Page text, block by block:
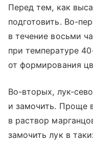
Перед тем, как
подготовить. Во-
в течение восьми
при температуре
от формирования
Во-вторых, лук-
и замочить. Проще
в раствор
замочить лук в